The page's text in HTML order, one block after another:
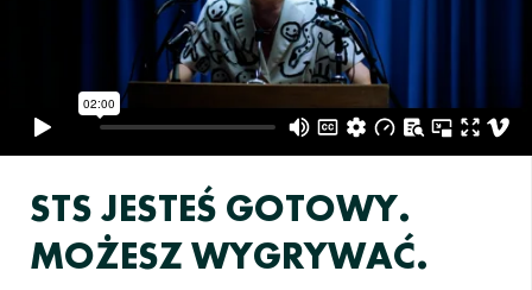
STS JESTEŚ GOTOWY.
MOŻESZ WYGRYWAĆ.